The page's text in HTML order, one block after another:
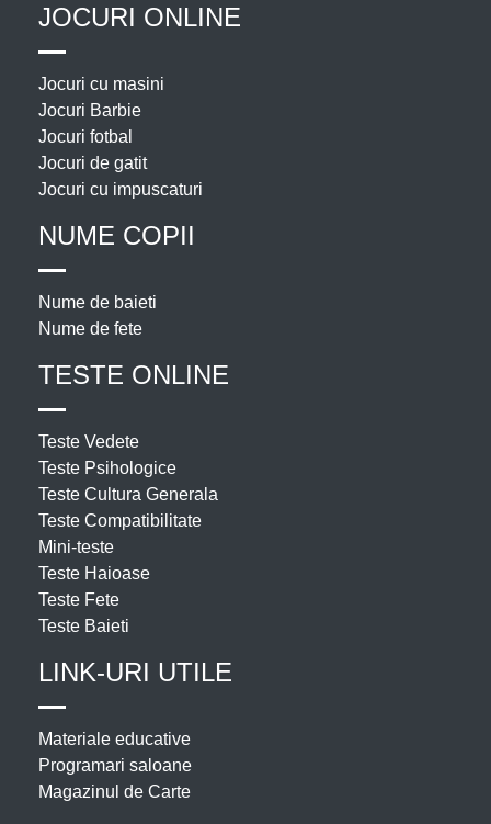
JOCURI ONLINE
Jocuri cu masini
Jocuri Barbie
Jocuri fotbal
Jocuri de gatit
Jocuri cu impuscaturi
NUME COPII
Nume de baieti
Nume de fete
TESTE ONLINE
Teste Vedete
Teste Psihologice
Teste Cultura Generala
Teste Compatibilitate
Mini-teste
Teste Haioase
Teste Fete
Teste Baieti
LINK-URI UTILE
Materiale educative
Programari saloane
Magazinul de Carte